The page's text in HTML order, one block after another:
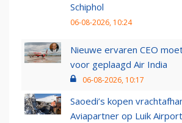
Schiphol
06-08-2026, 10:24
Nieuwe ervaren CEO
voor geplaagd Air India
06-08-2026, 10:17
Saoedi’s kopen
Aviapartner op Luik Airport